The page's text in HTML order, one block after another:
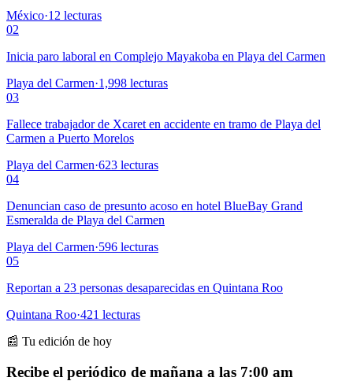
México·12 lecturas
02
Inicia paro laboral en Complejo Mayakoba en Playa del Carmen
Playa del Carmen·1,998 lecturas
03
Fallece trabajador de Xcaret en accidente en tramo de Playa del
Carmen a Puerto Morelos
Playa del Carmen·623 lecturas
04
Denuncian caso de presunto acoso en hotel BlueBay Grand
Esmeralda de Playa del Carmen
Playa del Carmen·596 lecturas
05
Reportan a 23 personas desaparecidas en Quintana Roo
Quintana Roo·421 lecturas
📰 Tu edición de hoy
Recibe el periódico de mañana a las 7:00 am